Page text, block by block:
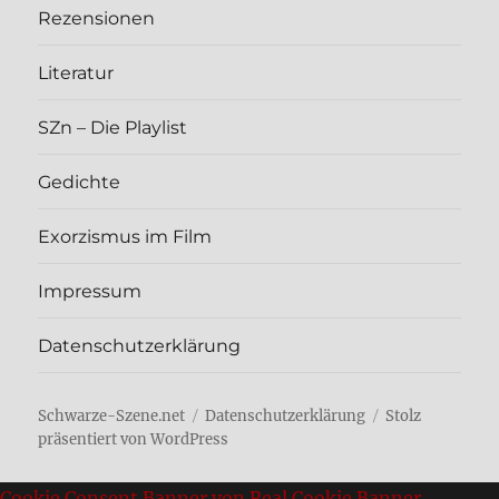
Rezen­sio­nen
Lite­ra­tur
SZn – Die Play­list
Gedich­te
Exor­zis­mus im Film
Impres­sum
Daten­schutz­er­klä­rung
Schwarze-Szene.net Daten­schutz­er­klä­rung
Stolz
präsentiert von WordPress